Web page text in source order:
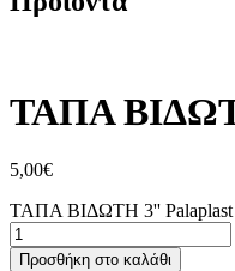
ΤΑΠΑ
5,00€
ΤΑΠΑ ΒΙΔΩΤΗ 3'' Palaplast
Προσθήκη στο καλάθι